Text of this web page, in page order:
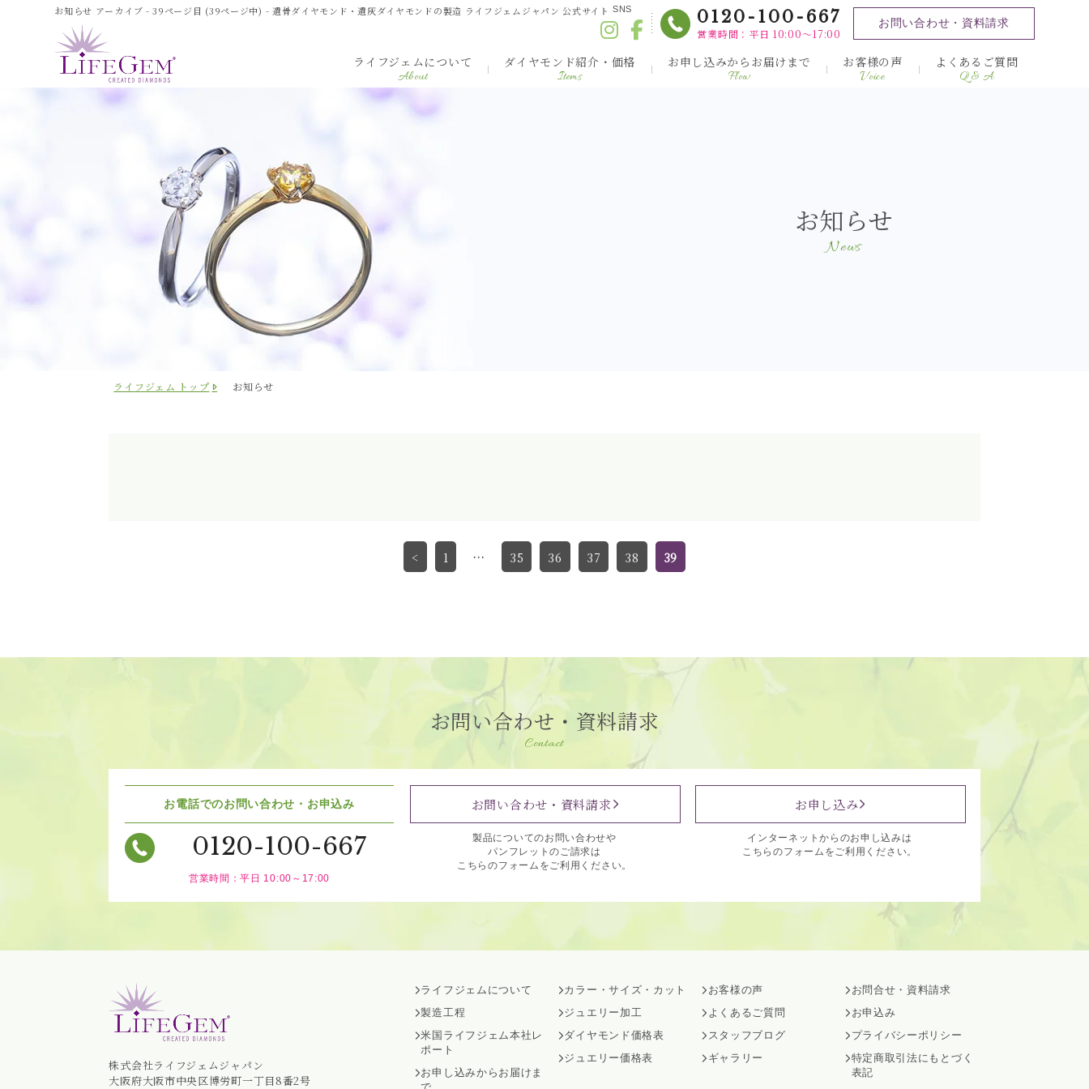
お知らせ アーカイブ - 39ページ目 (39ページ中) - 遺骨ダイヤモンド・遺灰ダイヤモンドの製造 ライフジェムジャパン 公式サイト SNS 0120-100-667
営業時間：平日 10:00～17:00
お問い合わせ・資料請求
ライフジェムについて
About
ダイヤモンド紹介・価格
Items
お申し込みからお届けまで
Flow
お客様の声
Voice
よくあるご質問
Q & A
お知らせ
News
ライフジェム トップ お知らせ
< 1 … 35 36 37 38 39
お問い合わせ・資料請求
Contact
お電話でのお問い合わせ・お申込み
0120-100-667
営業時間：平日 10:00～17:00
お問い合わせ・資料請求
製品についてのお問い合わせや
パンフレットのご請求は
こちらのフォームをご利用ください。
お申し込み
インターネットからのお申し込みは
こちらのフォームをご利用ください。
株式会社ライフジェムジャパン
大阪府大阪市中央区博労町一丁目8番2号
ライフジェムについて
製造工程
米国ライフジェム本社レ
ポート
お申し込みからお届けま
カラー・サイズ・カット
ジュエリー加工
ダイヤモンド価格表
ジュエリー価格表
お客様の声
よくあるご質問
スタッフブログ
ギャラリー
お問合せ・資料請求
お申込み
プライバシーポリシー
特定商取引法にもとづく
表記